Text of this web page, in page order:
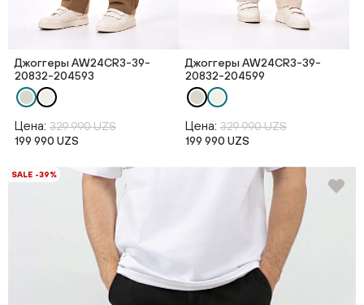
Джоггеры AW24CR3-39-
20832-204593
Цена: 329 990 UZS
199 990 UZS
Джоггеры AW24CR3-39-
20832-204599
Цена: 329 990 UZS
199 990 UZS
SALE -39%